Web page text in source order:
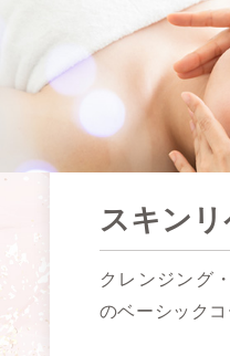
スキンリ
クレンジング
のベーシックコ